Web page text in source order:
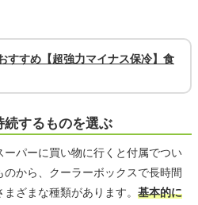
すすめ【超強力マイナス保冷】食
続するものを選ぶ
パーに買い物に行くと付属でつい
から、クーラーボックスで長時間
ざまな種類があります。 基本的に